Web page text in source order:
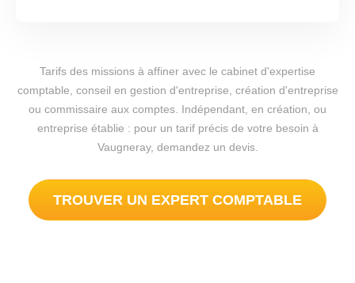
Tarifs des missions à affiner avec le cabinet d'expertise
comptable, conseil en gestion d'entreprise, création d'entreprise
ou commissaire aux comptes. Indépendant, en création, ou
entreprise établie : pour un tarif précis de votre besoin à
Vaugneray, demandez un devis.
TROUVER UN EXPERT COMPTABLE